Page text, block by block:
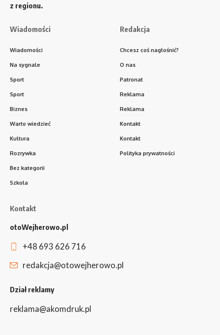
z regionu.
Wiadomości
Wiadomości
Na sygnale
Sport
Sport
Biznes
Warto wiedzieć
Kultura
Rozrywka
Bez kategorii
Szkoła
Redakcja
Chcesz coś nagłośnić?
O nas
Patronat
Reklama
Reklama
Kontakt
Kontakt
Polityka prywatności
Kontakt
otoWejherowo.pl
+48 693 626 716
redakcja@otowejherowo.pl
Dział reklamy
reklama@akomdruk.pl